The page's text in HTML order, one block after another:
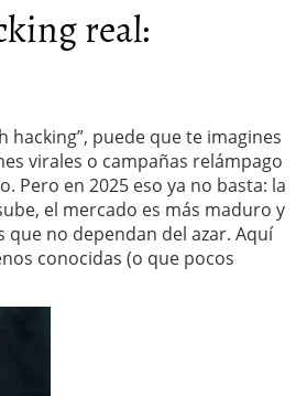
real:
hacking”, puede que te imagines
virales o campañas relámpago
Pero en 2025 eso ya no basta: la
el mercado es más maduro y
que no dependan del azar. Aquí
conocidas (o que pocos